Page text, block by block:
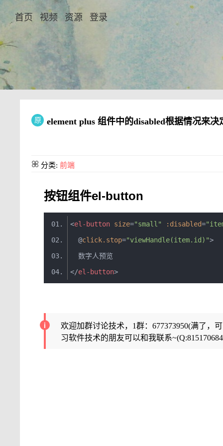
首页 视频 资源 登录
原 element plus 组件中的disabled根据情况来
分类: 前端
按钮组件el-button
<el-button size="small" : disabled=
  @
click. stop="viewHandle(item.id)">
  数字人预览
</el-button>
欢迎加群讨论技术，1群：677373950(满了，
习软件技术的朋友可以和我联系